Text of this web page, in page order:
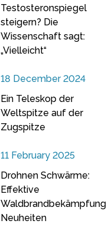
Testosteronspiegel
steigern? Die
Wissenschaft sagt:
„Vielleicht“
18 December 2024
Ein Teleskop der
Weltspitze auf der
Zugspitze
11 February 2025
Drohnen Schwärme:
Effektive
Waldbrandbekämpfung
Neuheiten